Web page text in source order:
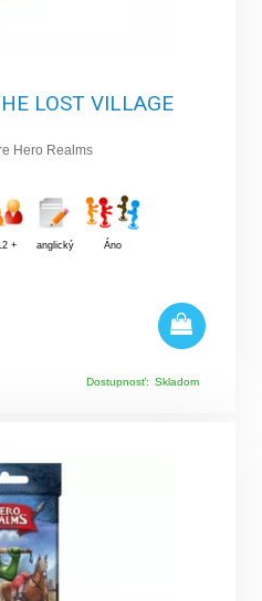
LOST VILLAGE
Hero Realms
+ anglický Áno
Dostupnosť: Skladom